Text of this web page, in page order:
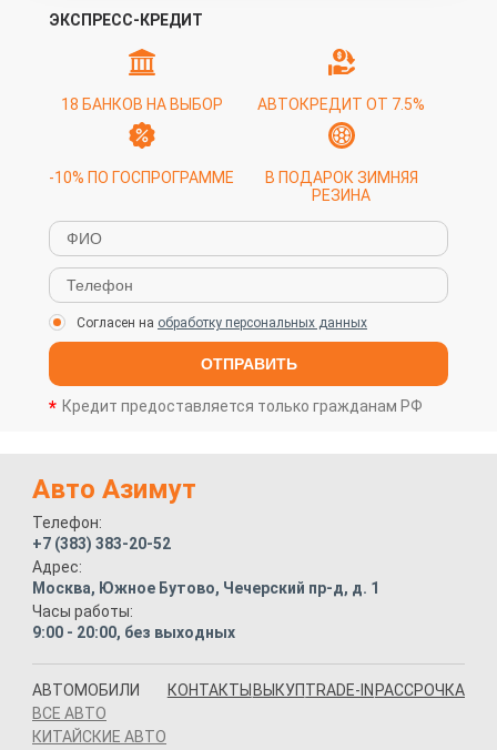
ЭКСПРЕСС-КРЕДИТ
18 БАНКОВ НА ВЫБОР АВТОКРЕДИТ ОТ 7.5%
-10% ПО ГОСПРОГРАММЕ
В ПОДАРОК ЗИМНЯЯ
РЕЗИНА
Согласен на обработку персональных данных
ОТПРАВИТЬ
Кредит предоставляется только гражданам РФ
Авто Азимут
Телефон:
+7 (383) 383-20-52
Адрес:
Москва, Южное Бутово, Чечерский пр-д, д. 1
Часы работы:
9:00 - 20:00, без выходных
АВТОМОБИЛИ
ВСЕ АВТО
КИТАЙСКИЕ АВТО
КОНТАКТЫ ВЫКУПTRADE-IN РАССРОЧКА